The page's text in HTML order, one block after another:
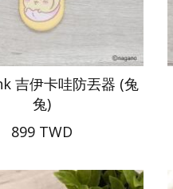
吉伊卡哇防丟器 (兔
兔)
899 TWD